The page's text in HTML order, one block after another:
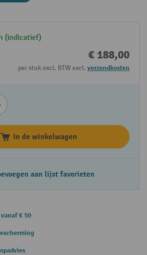
(indicatief)
€ 188,00
per stuk excl. BTW excl. verzendkosten
In de winkelwagen
aan lijst favorieten
€ 50